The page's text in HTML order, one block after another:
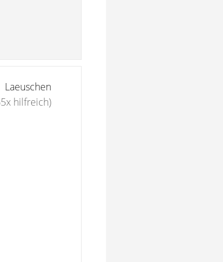
Laeuschen
hilfreich)